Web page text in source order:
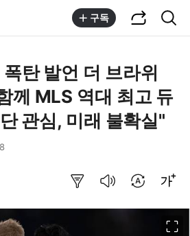
구독
탄 발언 더 브라위
께 MLS 역대 최고 듀
관심, 미래 불확실"